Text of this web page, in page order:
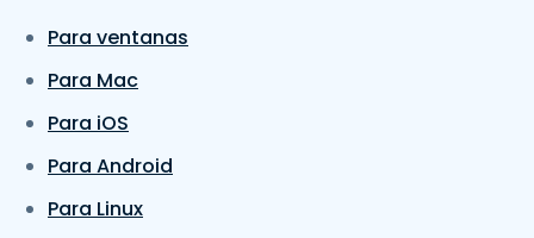
Para ventanas
Para Mac
Para iOS
Para Android
Para Linux